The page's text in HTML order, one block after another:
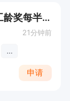
话务员《月薪4000-15000》(工龄奖每半年底薪➕500）+八小时+节假日福利
21分钟前
...
申请